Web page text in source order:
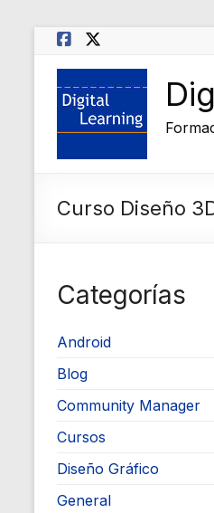
Saltar
contenido
Curso Diseño
Categorías
Android
Blog
Community Manager
Cursos
Diseño Gráfico
General